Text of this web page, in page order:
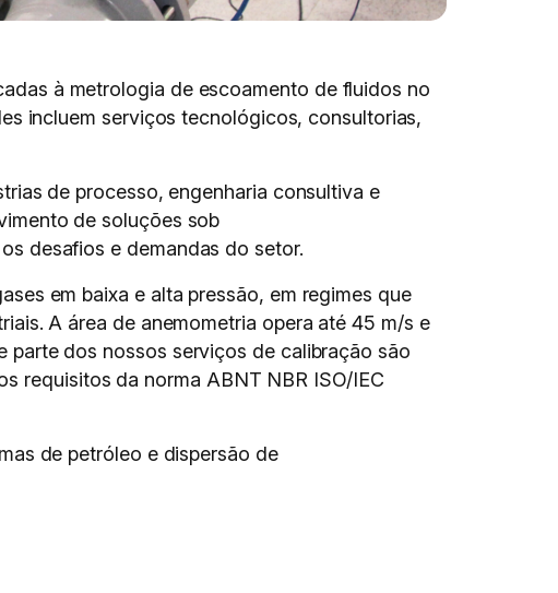
à metrologia de escoamento de fluidos no
incluem serviços tecnológicos, consultorias,
de processo, engenharia consultiva e
de soluções sob
desafios e demandas do setor.
em baixa e alta pressão, em regimes que
A área de anemometria opera até 45 m/s e
parte dos nossos serviços de calibração são
requisitos da norma ABNT NBR ISO/IEC
de petróleo e dispersão de